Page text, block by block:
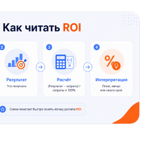
в минус, но заметной
принёс.
ROI сложнее. Универсального
может быть сильным для
для другого.
сделки;